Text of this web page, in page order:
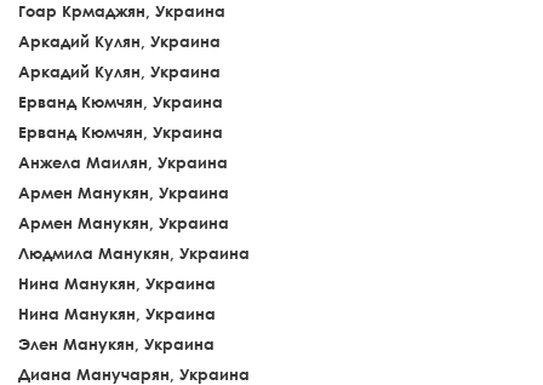
Гоар Крмаджян, Украина
Аркадий Кулян, Украина
Аркадий Кулян, Украина
Ерванд Кюмчян, Украина
Ерванд Кюмчян, Украина
Анжела Маилян, Украина
Армен Манукян, Украина
Армен Манукян, Украина
Людмила Манукян, Украина
Нина Манукян, Украина
Нина Манукян, Украина
Элен Манукян, Украина
Диана Манучарян, Украина